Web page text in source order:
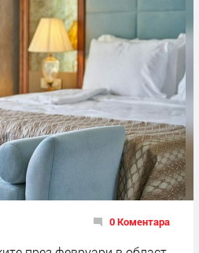
0 Коментара